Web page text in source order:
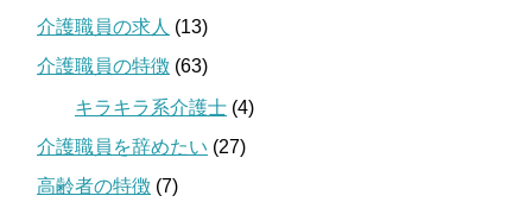
介護職員の求人 (13)
介護職員の特徴 (63)
キラキラ系介護士 (4)
介護職員を辞めたい (27)
高齢者の特徴 (7)